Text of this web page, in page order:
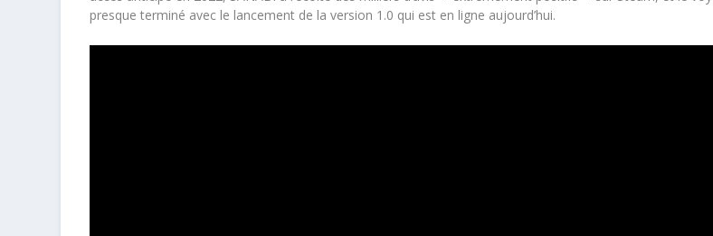
presque terminé avec le lancement de la version 1.0 qui est en ligne aujourd’hui.